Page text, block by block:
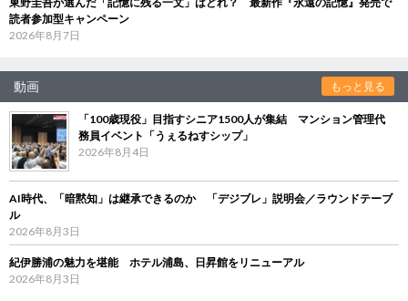
読者参加型キャンペーン
2026年8月7日
動画 もっと見る
「100歳現役」目指すシニア1500人が集結 マンション管理代
務員イベント「うぇるねすシップ」
2026年8月4日
AI時代、「暗黙知」は継承できるのか 「デジブレ」説明会／ラウンドテーブ
ル
2026年8月3日
紀伊勝浦の魅力を堪能 ホテル浦島、日昇館をリニューアル
2026年8月3日